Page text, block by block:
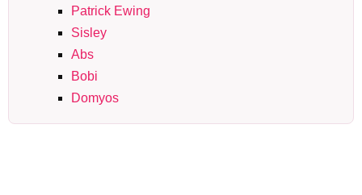
Patrick Ewing
Sisley
Abs
Bobi
Domyos